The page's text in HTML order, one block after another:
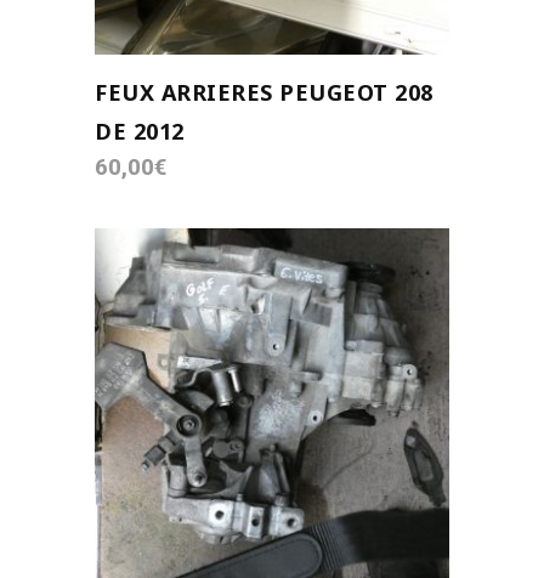
FEUX ARRIERES PEUGEOT 208
DE 2012
60,00€
AJOUTER AU PANIER